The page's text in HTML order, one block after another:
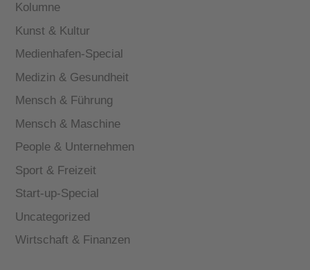
Kolumne
Kunst & Kultur
Medienhafen-Special
Medizin & Gesundheit
Mensch & Führung
Mensch & Maschine
People & Unternehmen
Sport & Freizeit
Start-up-Special
Uncategorized
Wirtschaft & Finanzen